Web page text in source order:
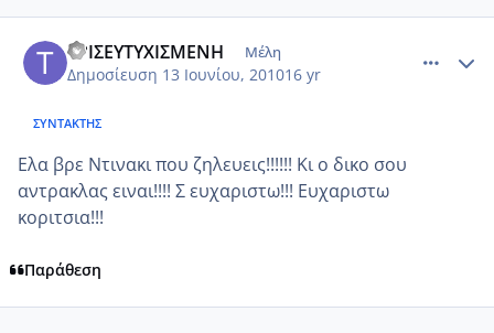
ΤΡΙΣΕΥΤΥΧΙΣΜΕΝΗ Μέλη
Δημοσίευση 13 Ιουνίου, 201016 yr
ΣΥΝΤΆΚΤΗΣ
Ελα βρε Ντινακι που ζηλευεις!!!!!! Κι ο δικο σου
αντρακλας ειναι!!!! Σ ευχαριστω!!! Ευχαριστω
κοριτσια!!!
Παράθεση